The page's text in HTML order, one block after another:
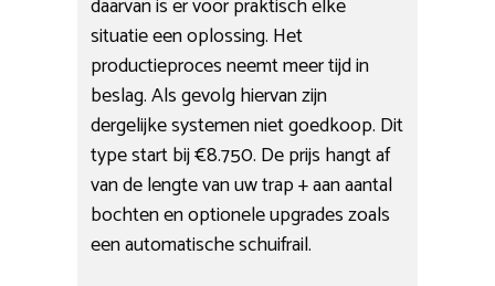
situatie een oplossing. Het
productieproces neemt meer tijd in
beslag. Als gevolg hiervan zijn
dergelijke systemen niet goedkoop. Dit
type start bij €8.750. De prijs hangt af
van de lengte van uw trap + aan aantal
bochten en optionele upgrades zoals
een automatische schuifrail.